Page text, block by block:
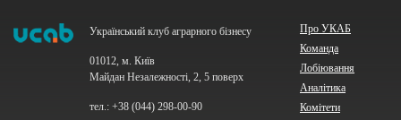
Український клуб аграрного бізнесу
01012, м. Київ
Майдан Незалежності, 2, 5 поверх
тел.: +38 (044) 298-00-90
Про УКАБ
Команда
Лобіювання
Аналітика
Комітети